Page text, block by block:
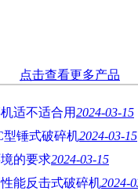
点击查看更多产品
适不适合用2024-03-15
型锤式破碎机2024-03-15
的要求2024-03-15
能反击式破碎机2024-